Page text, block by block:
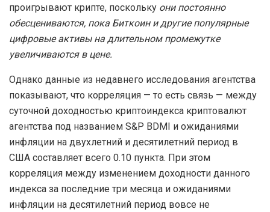
проигрывают крипте, поскольку они постоянно
обесцениваются, пока Биткоин и другие популярные
цифровые активы на длительном промежутке
увеличиваются в цене.
Однако данные из недавнего исследования агентства
показывают, что корреляция — то есть связь — между
суточной доходностью криптоиндекса криптовалют
агентства под названием S&P BDMI и ожиданиями
инфляции на двухлетний и десятилетний период в
США составляет всего 0.10 пункта. При этом
корреляция между изменением доходности данного
индекса за последние три месяца и ожиданиями
инфляции на десятилетний период вовсе не